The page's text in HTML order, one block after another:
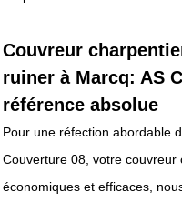
Couvreur
ruiner à Marcq: AS
référence absolue
Pour une réfection abordable
Couverture 08, votre couvreur
économiques et efficaces,